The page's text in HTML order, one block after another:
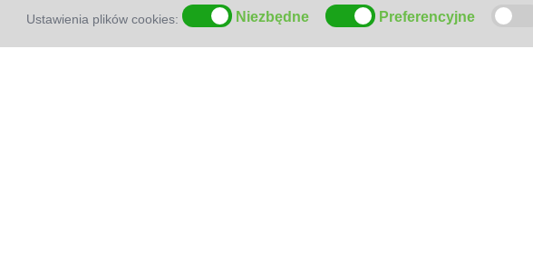
Ustawienia plików cookies: Niezbędne Preferencyjne